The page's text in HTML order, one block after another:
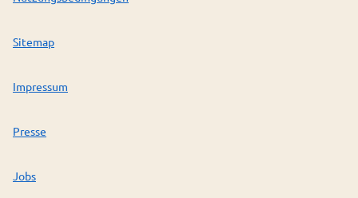
Sitemap
Impressum
Presse
Jobs